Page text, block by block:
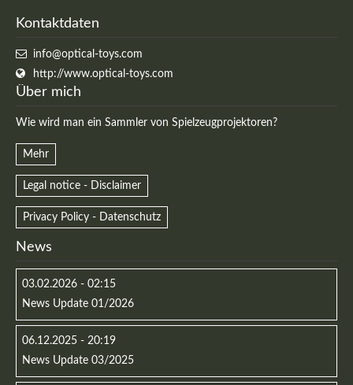
Kontaktdaten
info@optical-toys.com
http://www.optical-toys.com
Über mich
Wie wird man ein Sammler von Spielzeugprojektoren?
Mehr
Legal notice - Disclaimer
Privacy Policy - Datenschutz
News
03.02.2026 - 02:15
News Update 01/2026
06.12.2025 - 20:19
News Update 03/2025